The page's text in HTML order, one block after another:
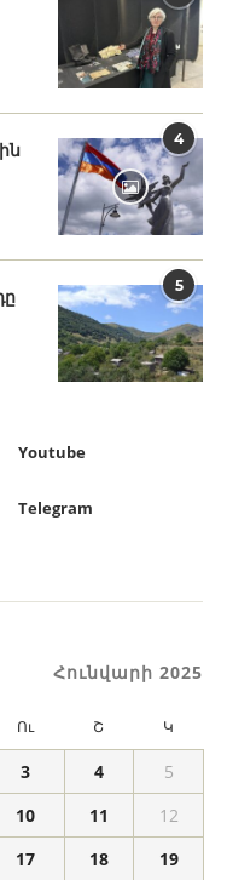
4
5
Youtube
Telegram
Հունվարի 2025
Ու Շ Կ
3 4
5
10 11
12
17 18 19